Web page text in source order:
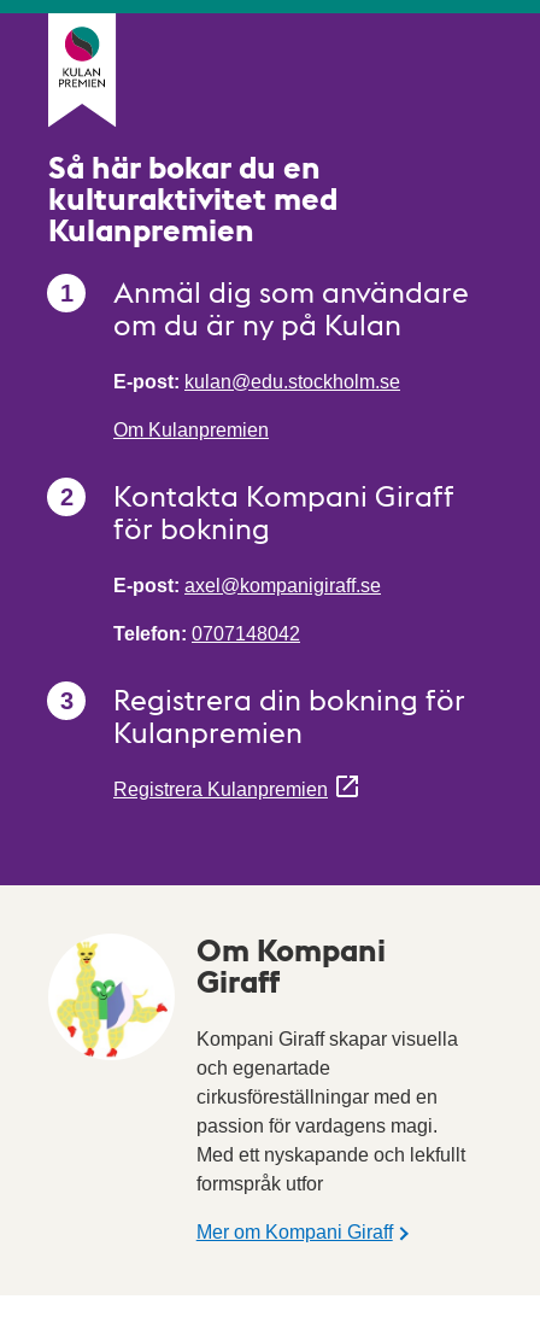
Så här bokar du en
kulturaktivitet med
Kulanpremien
Anmäl dig som användare
om du är ny på Kulan
E-post: kulan@edu.stockholm.se
Om Kulanpremien
Kontakta Kompani Giraff
för bokning
E-post: axel@kompanigiraff.se
Telefon: 0707148042
Registrera din bokning för
Kulanpremien
Registrera Kulanpremien
Om Kompani
Giraff
Kompani Giraff skapar visuella
och egenartade
cirkusföreställningar med en
passion för vardagens magi.
Med ett nyskapande och lekfullt
formspråk utfor
Mer om Kompani Giraff